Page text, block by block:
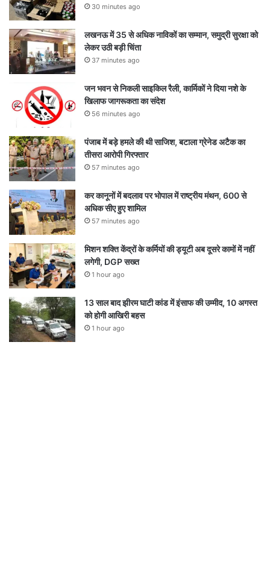
30 minutes ago
लखनऊ में 35 से अधिक नाविकों का सम्मान, समुद्री सुरक्षा को
लेकर उठी बड़ी चिंता
37 minutes ago
जन भवन से निकली साइकिल रैली, कार्मिकों ने दिया नशे के
खिलाफ जागरूकता का संदेश
56 minutes ago
पंजाब में बड़े हमले की थी साजिश, बटाला ग्रेनेड अटैक का
तीसरा आरोपी गिरफ्तार
57 minutes ago
कर कानूनों में बदलाव पर भोपाल में राष्ट्रीय मंथन, 600 से
अधिक सीए हुए शामिल
57 minutes ago
मिशन शक्ति केंद्रों के कर्मियों की ड्यूटी अब दूसरे कामों में नहीं
लगेगी, DGP सख्त
1 hour ago
13 साल बाद झीरम घाटी कांड में इंसाफ की उम्मीद, 10 अगस्त
को होगी आखिरी बहस
1 hour ago